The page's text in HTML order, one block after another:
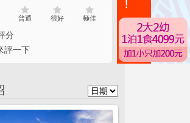
普通 很好 極佳
分
評一下